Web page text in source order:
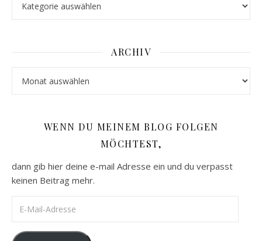
ARCHIV
WENN DU MEINEM BLOG FOLGEN
MÖCHTEST,
dann gib hier deine e-mail Adresse ein und du verpasst
keinen Beitrag mehr.